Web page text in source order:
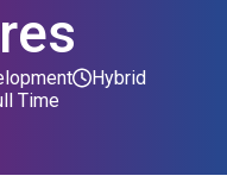
Hybrid
Time